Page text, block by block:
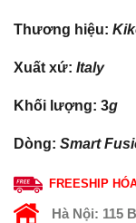
Thương hiệu:
Xuất xứ: Italy
Khối lượng: 3g
Dòng: Smart
FREESHIP
Hà Nội: 115